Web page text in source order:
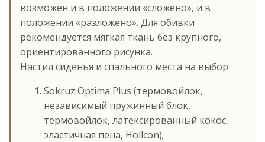
возможен и в положении «сложено», и в
положении «разложено». Для обивки
рекомендуется мягкая ткань без крупного,
ориентированного рисунка.
Настил сиденья и спального места на выбор
Sokruz Optima Plus (термовойлок,
независимый пружинный блок,
термовойлок, латексированный кокос,
эластичная пена, Hollcon);